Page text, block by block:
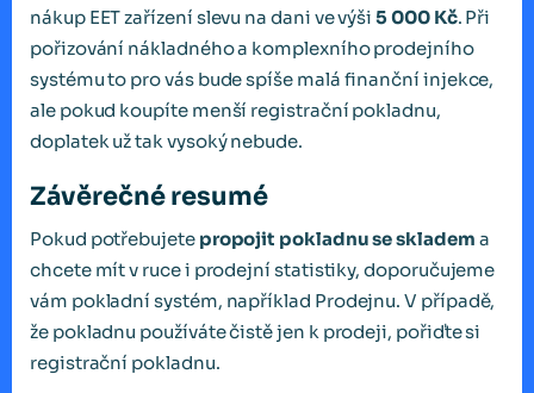
nákup EET zařízení slevu na dani ve výši5 000 Kč. Při
pořizování nákladného a komplexního prodejního
systému to pro vás bude spíše malá finanční injekce,
ale pokud koupíte menší registrační pokladnu,
doplatek už tak vysoký nebude.
Závěrečné resumé
Pokud potřebujete propojit pokladnu se skladem a
chcete mít v ruce i prodejní statistiky, doporučujeme
vám pokladní systém, například Prodejnu. V případě,
že pokladnu používáte čistě jen k prodeji, pořiďte si
registrační pokladnu.